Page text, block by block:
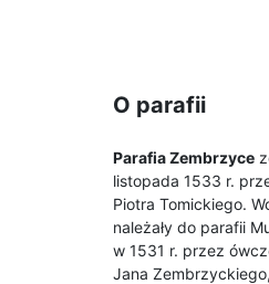
O parafii
Parafia Zembrzyce
listopada 1533 r.
Piotra Tomickiego.
należały do parafii
w 1531 r. przez
Jana